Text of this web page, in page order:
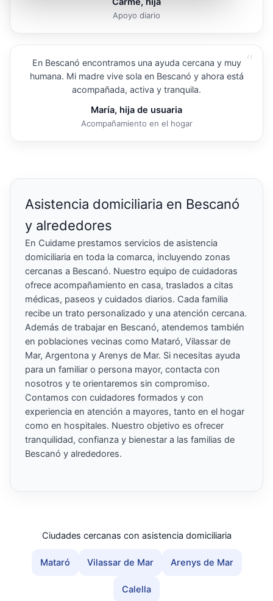
Apoyo diario
“
En Bescanó encontramos una ayuda cercana y muy
humana. Mi madre vive sola en Bescanó y ahora está
acompañada, activa y tranquila.
María, hija de usuaria
Acompañamiento en el hogar
Asistencia domiciliaria en Bescanó
y alrededores
En Cuidame prestamos servicios de asistencia
domiciliaria en toda la comarca, incluyendo zonas
cercanas a Bescanó. Nuestro equipo de cuidadoras
ofrece acompañamiento en casa, traslados a citas
médicas, paseos y cuidados diarios. Cada familia
recibe un trato personalizado y una atención cercana.
Además de trabajar en Bescanó, atendemos también
en poblaciones vecinas como Mataró, Vilassar de
Mar, Argentona y Arenys de Mar. Si necesitas ayuda
para un familiar o persona mayor, contacta con
nosotros y te orientaremos sin compromiso.
Contamos con cuidadores formados y con
experiencia en atención a mayores, tanto en el hogar
como en hospitales. Nuestro objetivo es ofrecer
tranquilidad, confianza y bienestar a las familias de
Bescanó y alrededores.
Ciudades cercanas con asistencia domiciliaria
Mataró Vilassar de Mar Arenys de Mar
Calella